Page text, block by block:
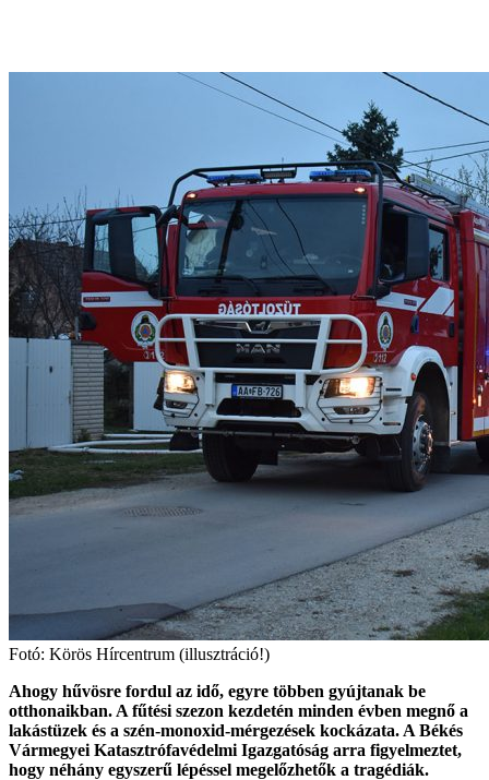
Fotó: Körös Hírcentrum (illusztráció!)
Ahogy hűvösre fordul az idő, egyre többen gyújtanak be
otthonaikban. A fűtési szezon kezdetén minden évben megnő a
lakástüzek és a szén-monoxid-mérgezések kockázata. A Békés
Vármegyei Katasztrófavédelmi Igazgatóság arra figyelmeztet,
hogy néhány egyszerű lépéssel megelőzhetők a tragédiák.